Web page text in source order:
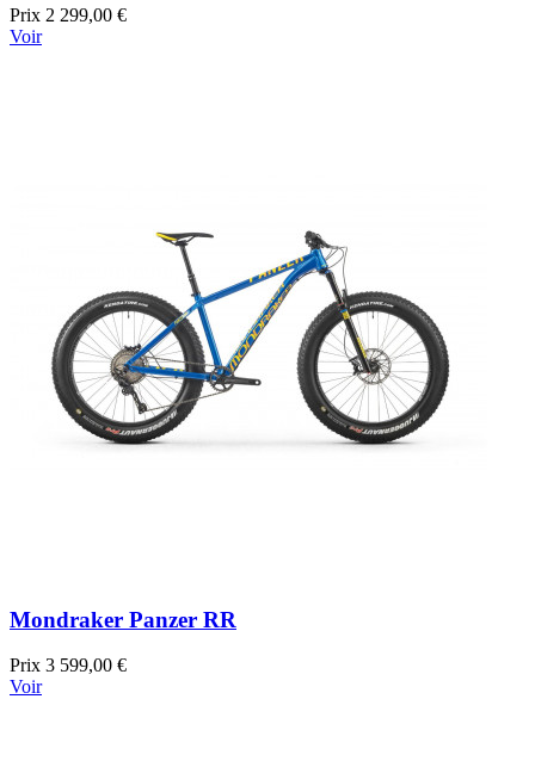
Prix 2 299,00 €
Voir
Mondraker Panzer RR
Prix 3 599,00 €
Voir